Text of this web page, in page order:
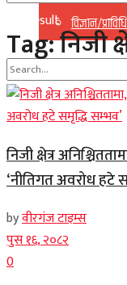
विज्ञान/प्राविधि
No Result
No Result
View All Result
Tag:निजी
निजी क्षेत्र
‘नीतिगत अवरोध हटे
byवीरगंज टाइम्स
पुस १६, २०८२
0